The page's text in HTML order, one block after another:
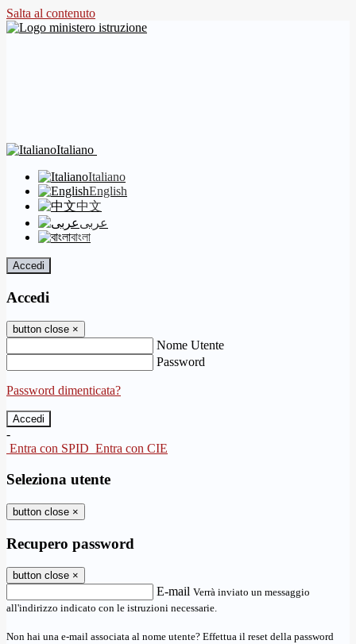
Salta al contenuto
Italiano
Italiano
English
中文
عربى
বাংলা
Accedi
Accedi
button close ×
Nome Utente
Password
Password dimenticata?
-
Entra con SPID Entra con CIE
Seleziona utente
button close ×
Recupero password
button close ×
E-mail Verrà inviato un messaggio
all'indirizzo indicato con le istruzioni necessarie.
Non hai una e-mail associata al nome utente? Effettua il reset della password